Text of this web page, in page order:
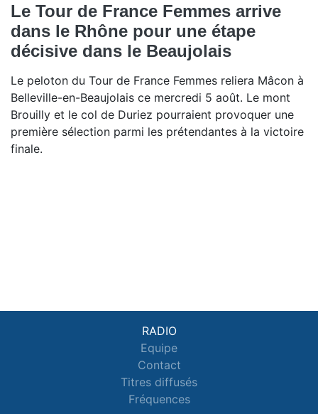
Le Tour de France Femmes arrive
dans le Rhône pour une étape
décisive dans le Beaujolais
Le peloton du Tour de France Femmes reliera Mâcon à
Belleville-en-Beaujolais ce mercredi 5 août. Le mont
Brouilly et le col de Duriez pourraient provoquer une
première sélection parmi les prétendantes à la victoire
finale.
RADIO
Equipe
Contact
Titres diffusés
Fréquences